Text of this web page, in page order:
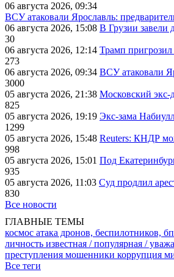
06 августа 2026, 09:34
ВСУ атаковали Ярославль:
06 августа 2026, 15:08 В Грузии завели
30
06 августа 2026, 12:14 Трамп
273
06 августа 2026, 09:34 ВСУ атаковали
3000
05 августа 2026, 21:38 Московский экс-
825
05 августа 2026, 19:19 Экс-зама
1299
05 августа 2026, 15:48 Reuters: КНДР
998
05 августа 2026, 15:01 Под
935
05 августа 2026, 11:03 Суд продлил
830
Все новости
ГЛАВНЫЕ ТЕМЫ
космос атака дронов, беспилотников,
личность известная / популярная /
преступления мошенники коррупция
Все теги